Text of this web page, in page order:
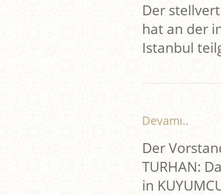
Der
hat an der
Istanbul
Devamı..
Der
TURHAN:
in